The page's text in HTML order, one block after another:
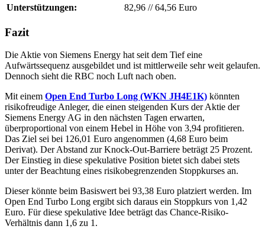
Unterstützungen:
82,96 //64,56 Euro
Fazit
Die Aktie von Siemens Energy hat seit dem Tief eine
Aufwärtssequenz ausgebildet und ist mittlerweile sehr weit gelaufen.
Dennoch sieht die RBC noch Luft nach oben.
Mit einem Open End Turbo Long (WKN JH4E1K) könnten
risikofreudige Anleger, die einen steigenden Kurs der Aktie der
Siemens Energy AG in den nächsten Tagen erwarten,
überproportional von einem Hebel in Höhe von 3,94 profitieren.
Das Ziel sei bei 126,01 Euro angenommen (4,68 Euro beim
Derivat). Der Abstand zur Knock-Out-Barriere beträgt 25 Prozent.
Der Einstieg in diese spekulative Position bietet sich dabei stets
unter der Beachtung eines risikobegrenzenden Stoppkurses an.
Dieser könnte beim Basiswert bei 93,38 Euro platziert werden. Im
Open End Turbo Long ergibt sich daraus ein Stoppkurs von 1,42
Euro. Für diese spekulative Idee beträgt das Chance-Risiko-
Verhältnis dann 1,6 zu 1.